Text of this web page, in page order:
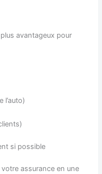
avantageux pour
l’auto)
si possible
assurance en une